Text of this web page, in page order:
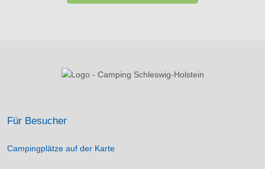
Für Besucher
Campingplätze auf der Karte